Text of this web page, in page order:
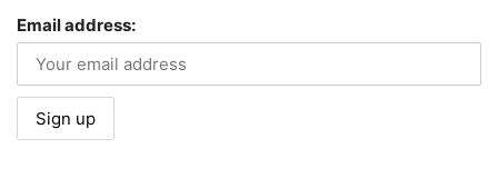
Email address: